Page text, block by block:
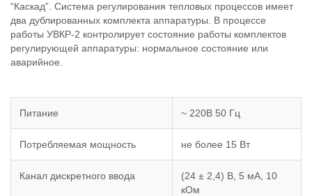
“Каскад”. Система регулирования тепловых процессов имеет
два дублированных комплекта аппаратуры. В процессе
работы УВКР-2 контролирует состояние работы комплектов
регулирующей аппаратуры: нормальное состояние или
аварийное.
Питание ~ 220В 50 Гц
Потребляемая мощность не более 15 Вт
Канал дискретного ввода
(24 ± 2,4) В, 5 мА, 10
кОм